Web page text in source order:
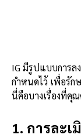
IG มีรูปแบบการ
กำหนดไว้ เพื่อรัก
นี่คือบางเรื่องที่คุ
1. การละ